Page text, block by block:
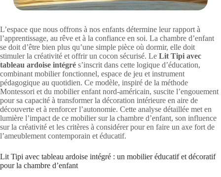
L’espace que nous offrons à nos enfants détermine leur rapport à
l’apprentissage, au rêve et à la confiance en soi. La chambre d’enfant
se doit d’être bien plus qu’une simple pièce où dormir, elle doit
stimuler la créativité et offrir un cocon sécurisé. Le Lit Tipi avec
tableau ardoise intégré s’inscrit dans cette logique d’éducation,
combinant mobilier fonctionnel, espace de jeu et instrument
pédagogique au quotidien. Ce modèle, inspiré de la méthode
Montessori et du mobilier enfant nord-américain, suscite l’engouement
pour sa capacité à transformer la décoration intérieure en aire de
découverte et à renforcer l’autonomie. Cette analyse détaillée met en
lumière l’impact de ce mobilier sur la chambre d’enfant, son influence
sur la créativité et les critères à considérer pour en faire un axe fort de
l’ameublement contemporain et éducatif.
Lit Tipi avec tableau ardoise intégré : un mobilier éducatif et décoratif
pour la chambre d’enfant